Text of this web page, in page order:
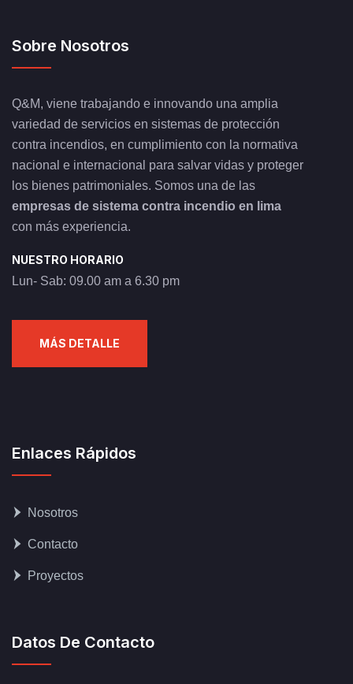
Sobre Nosotros
Q&M, viene trabajando e innovando una amplia
variedad de servicios en sistemas de protección
contra incendios, en cumplimiento con la normativa
nacional e internacional para salvar vidas y proteger
los bienes patrimoniales. Somos una de las
empresas de sistema contra incendio en lima
con más experiencia.
NUESTRO HORARIO
Lun- Sab: 09.00 am a 6.30 pm
MÁS DETALLE
Enlaces Rápidos
Nosotros
Contacto
Proyectos
Datos De Contacto